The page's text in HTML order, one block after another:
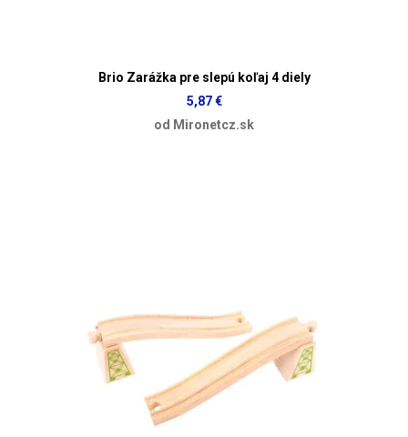
Brio Zarážka pre slepú koľaj 4 diely
5,87 €
od Mironetcz.sk